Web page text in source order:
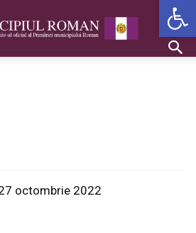
octombrie 2022